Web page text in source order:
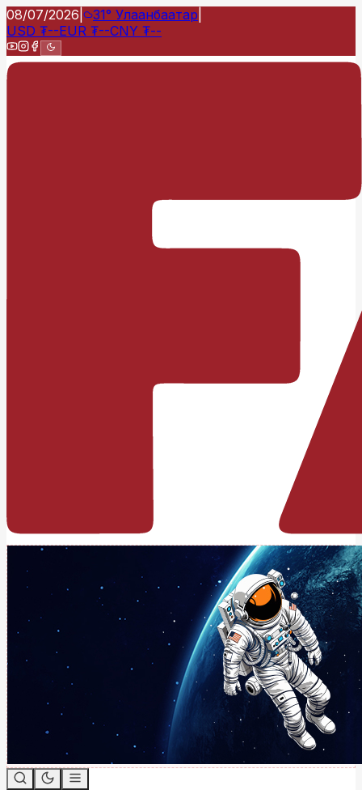
08/07/2026 31° Улаанбаатар
USD ₮--EUR ₮--CNY ₮--